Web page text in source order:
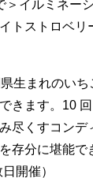
＞イルミネー
トストロベリ
生まれのい
きます。10
尽くすコンデ
存分に堪能で
開催）